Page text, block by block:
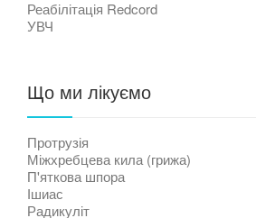
Реабілітація Redcord
УВЧ
Що ми лікуємо
Протрузія
Міжхребцева кила (грижа)
П'яткова шпора
Ішиас
Радикуліт